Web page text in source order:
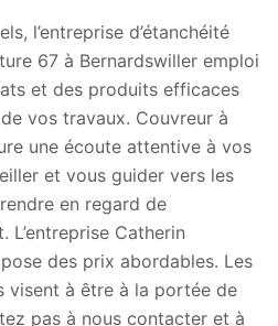
l’entreprise d’étanchéité
67 à Bernardswiller emploi
et des produits efficaces
vos travaux. Couvreur à
une écoute attentive à vos
et vous guider vers les
en regard de
L’entreprise Catherin
des prix abordables. Les
visent à être à la portée de
pas à nous contacter et à